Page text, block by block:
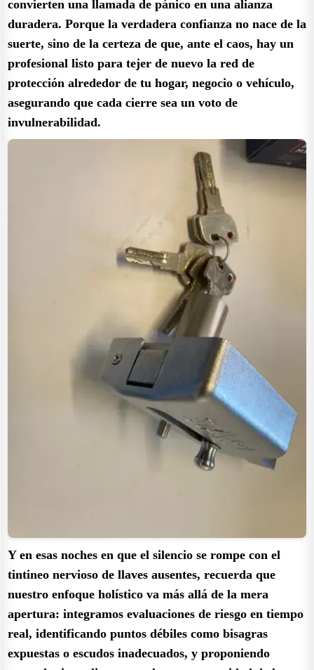
convierten una llamada de pánico en una alianza
duradera. Porque la verdadera confianza no nace de la
suerte, sino de la certeza de que, ante el caos, hay un
profesional listo para tejer de nuevo la red de
protección alrededor de tu hogar, negocio o vehículo,
asegurando que cada cierre sea un voto de
invulnerabilidad.
Y en esas noches en que el silencio se rompe con el
tintineo nervioso de llaves ausentes, recuerda que
nuestro enfoque holístico va más allá de la mera
apertura: integramos evaluaciones de riesgo en tiempo
real, identificando puntos débiles como bisagras
expuestas o escudos inadecuados, y proponiendo